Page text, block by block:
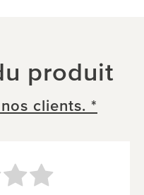
produit
clients. *